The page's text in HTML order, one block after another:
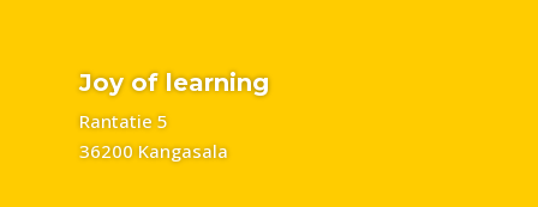
Joy of learning
Rantatie 5
36200 Kangasala